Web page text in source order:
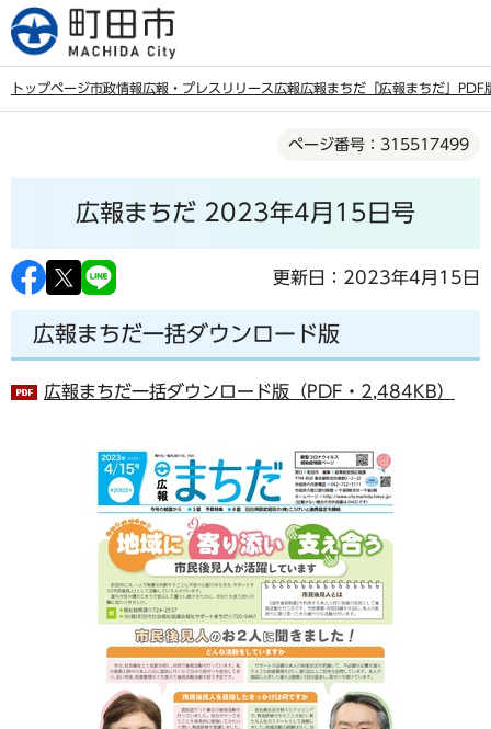
こ
の
す
トップページ市政情報広報・プレスリリース 広報広報まちだ 「広報まちだ」PDF
ら
ページ番号：315517499
広報まちだ 2023年4月15日号
更新日：2023年4月15日
広報まちだ一括ダウンロード版
広報まちだ一括ダウンロード版（PDF・2,484KB）